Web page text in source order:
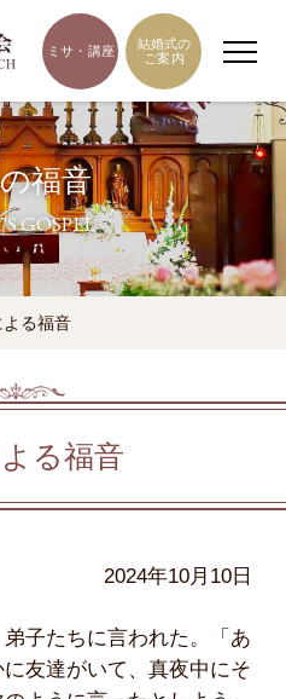
ミサ・講座
結婚式の
ご案内
福音
GOSPEL
よる福音
る福音
2024年10月10日
弟子たちに言われた。「あ
友達がいて、真夜中にそ